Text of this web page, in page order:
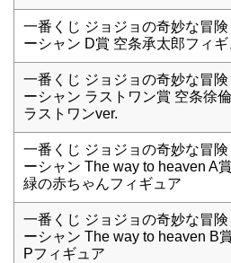
一番くじ ジョジョの奇妙な冒
ーシャン D賞 空条承太郎フィギ
一番くじ ジョジョの奇妙な冒
ーシャン ラストワン賞 空条徐
ラストワンver.
一番くじ ジョジョの奇妙な冒
ーシャン The way to heaven A
緑の赤ちゃんフィギュア
一番くじ ジョジョの奇妙な冒
ーシャン The way to heaven B
Pフィギュア